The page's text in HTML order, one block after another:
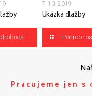
7. 10. 2019
Ukázka dlažby
Pracujeme jen s